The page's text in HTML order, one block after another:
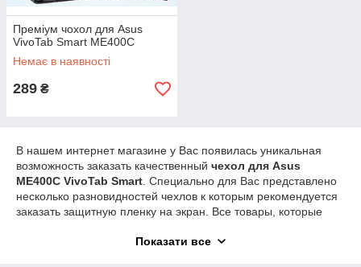
Преміум чохол для Asus
VivoTab Smart ME400C
Немає в наявності
289 ₴
В нашем интернет магазине у Вас появилась уникальная
возможность заказать качественный чехол для Asus
ME400C VivoTab Smart . Специально для Вас представлено
несколько разновидностей чехлов к которым рекомендуется
заказать защитную пленку на экран. Все товары, которые
технологии, которая позволяет обеспечить максимальную
Показати все